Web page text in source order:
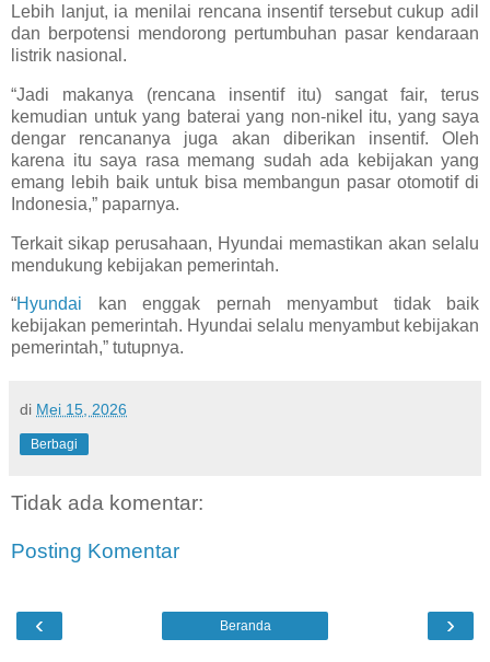
Lebih lanjut, ia menilai rencana insentif tersebut cukup adil
dan berpotensi mendorong pertumbuhan pasar kendaraan
listrik nasional.
“Jadi makanya (rencana insentif itu) sangat fair, terus
kemudian untuk yang baterai yang non-nikel itu, yang saya
dengar rencananya juga akan diberikan insentif. Oleh
karena itu saya rasa memang sudah ada kebijakan yang
emang lebih baik untuk bisa membangun pasar otomotif di
Indonesia,” paparnya.
Terkait sikap perusahaan, Hyundai memastikan akan selalu
mendukung kebijakan pemerintah.
“Hyundai kan enggak pernah menyambut tidak baik
kebijakan pemerintah. Hyundai selalu menyambut kebijakan
pemerintah,” tutupnya.
di Mei 15, 2026
Berbagi
Tidak ada komentar:
Posting Komentar
‹ ›
Beranda